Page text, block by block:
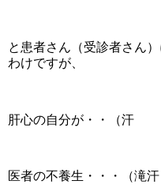
と患者さん（受診者さん
わけですが、
肝心の自分が・・（汗
医者の不養生・・・（滝汗